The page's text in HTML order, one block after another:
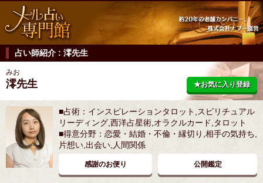
占い師紹介 : 澪先生
みお
澪先生 ★お気に入り登録
■占術：インスピレーションタロット,スピリチュアル
リーディング,西洋占星術,オラクルカード,タロット
■得意分野：恋愛・結婚・不倫・縁切り,相手の気持ち,
片想い,出会い,人間関係
感謝のお便り 公開鑑定